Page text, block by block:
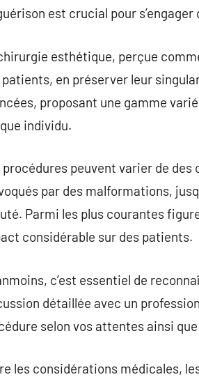
est crucial pour
esthétique, perçue
patients, en préserver leur
proposant une gamme
individu.
procédures peuvent varier de
par des malformations,
Parmi les plus courantes
considérable sur des patients.
c’est essentiel de
détaillée avec un
selon vos attentes ainsi
les considérations médicales,